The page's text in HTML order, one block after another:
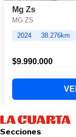
Secciones